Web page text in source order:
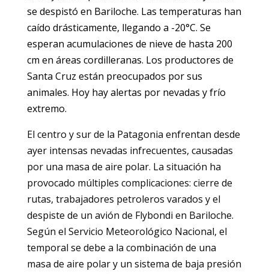
se despistó en Bariloche. Las temperaturas han
caído drásticamente, llegando a -20°C. Se
esperan acumulaciones de nieve de hasta 200
cm en áreas cordilleranas. Los productores de
Santa Cruz están preocupados por sus
animales. Hoy hay alertas por nevadas y frío
extremo.
El centro y sur de la Patagonia enfrentan desde
ayer intensas nevadas infrecuentes, causadas
por una masa de aire polar. La situación ha
provocado múltiples complicaciones: cierre de
rutas, trabajadores petroleros varados y el
despiste de un avión de Flybondi en Bariloche.
Según el Servicio Meteorológico Nacional, el
temporal se debe a la combinación de una
masa de aire polar y un sistema de baja presión